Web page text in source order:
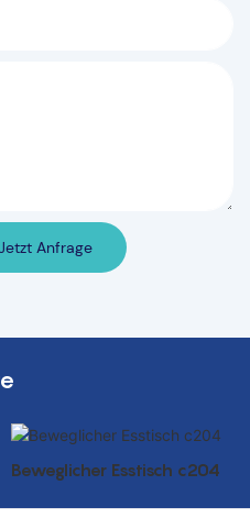
Anfrage
Beweglicher Esstisch c204